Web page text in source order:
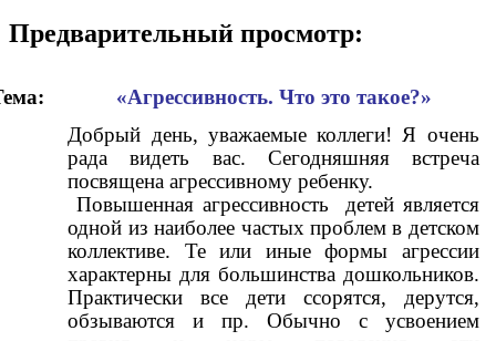
Предварительный просмотр:
«Агрессивность. Что это такое?»
Добрый день, уважаемые коллеги! Я очень
рада видеть вас. Сегодняшняя встреча
посвящена агрессивному ребенку.
Повышенная агрессивность детей является
одной из наиболее частых проблем в детском
коллективе. Те или иные формы агрессии
характерны для большинства дошкольников.
Практически все дети ссорятся, дерутся,
обзываются и пр. Обычно с усвоением